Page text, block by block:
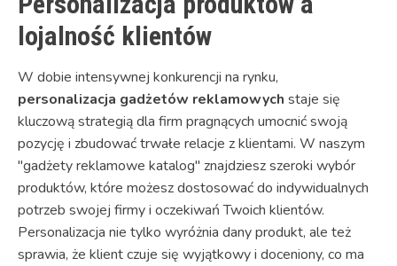
lojalność klientów
W dobie intensywnej konkurencji na rynku,
personalizacja gadżetów reklamowych staje się
kluczową strategią dla firm pragnących umocnić swoją
pozycję i zbudować trwałe relacje z klientami. W naszym
"gadżety reklamowe katalog" znajdziesz szeroki wybór
produktów, które możesz dostosować do indywidualnych
potrzeb swojej firmy i oczekiwań Twoich klientów.
Personalizacja nie tylko wyróżnia dany produkt, ale też
sprawia, że klient czuje się wyjątkowy i doceniony, co ma